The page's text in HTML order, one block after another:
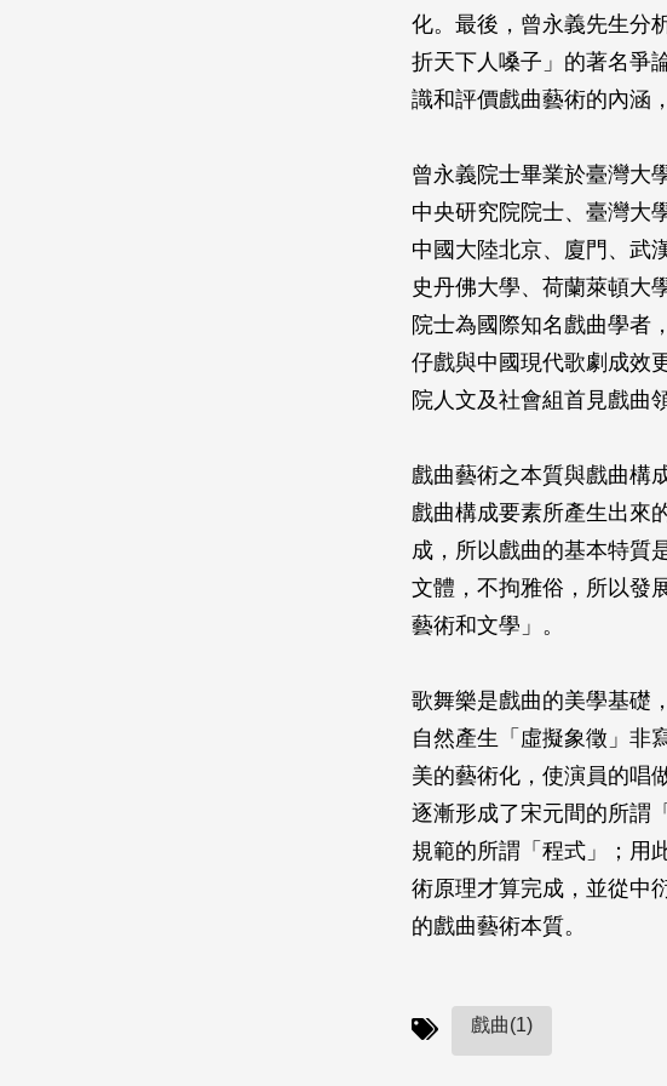
化。最後，曾永義先生分
折天下人嗓子」的著名爭
識和評價戲曲藝術的內涵
曾永義院士畢業於臺灣大
中央研究院院士、臺灣大
中國大陸北京、廈門、武
史丹佛大學、荷蘭萊頓大
院士為國際知名戲曲學者
仔戲與中國現代歌劇成效
院人文及社會組首見戲曲
戲曲藝術之本質與戲曲構
戲曲構成要素所產生出來
成，所以戲曲的基本特質
文體，不拘雅俗，所以發
藝術和文學」。
歌舞樂是戲曲的美學基礎
自然產生「虛擬象徵」非
美的藝術化，使演員的唱
逐漸形成了宋元間的所謂
規範的所謂「程式」；用
術原理才算完成，並從中
的戲曲藝術本質。
戲曲(1)